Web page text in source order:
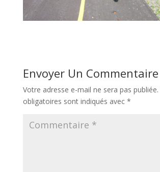
Envoyer Un Commentaire
Votre adresse e-mail ne sera pas publiée.
obligatoires sont indiqués avec *